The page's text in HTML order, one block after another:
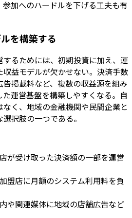
加へのハードルを下げる工夫も有
を構築する
るためには、初期投資に加え、運
益モデルが欠かせない。決済手数
掲載料など、複数の収益源を組み
運営基盤を構築しやすくなる。自
く、地域の金融機関や民間企業と
択肢の一つである。
店が受け取った決済額の一部を運営
加盟店に月額のシステム利用料を負
内や関連媒体に地域の店舗広告など